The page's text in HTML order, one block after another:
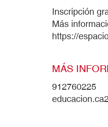
Inscripción
Más
https://
MÁS
912760225